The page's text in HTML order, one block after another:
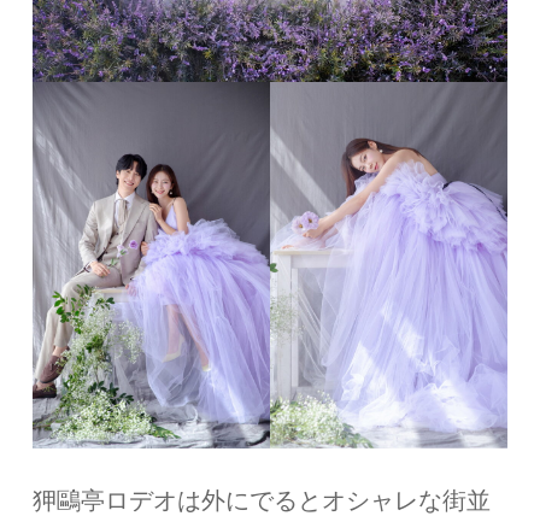
狎鷗亭ロデオは外にでるとオシャレな街並